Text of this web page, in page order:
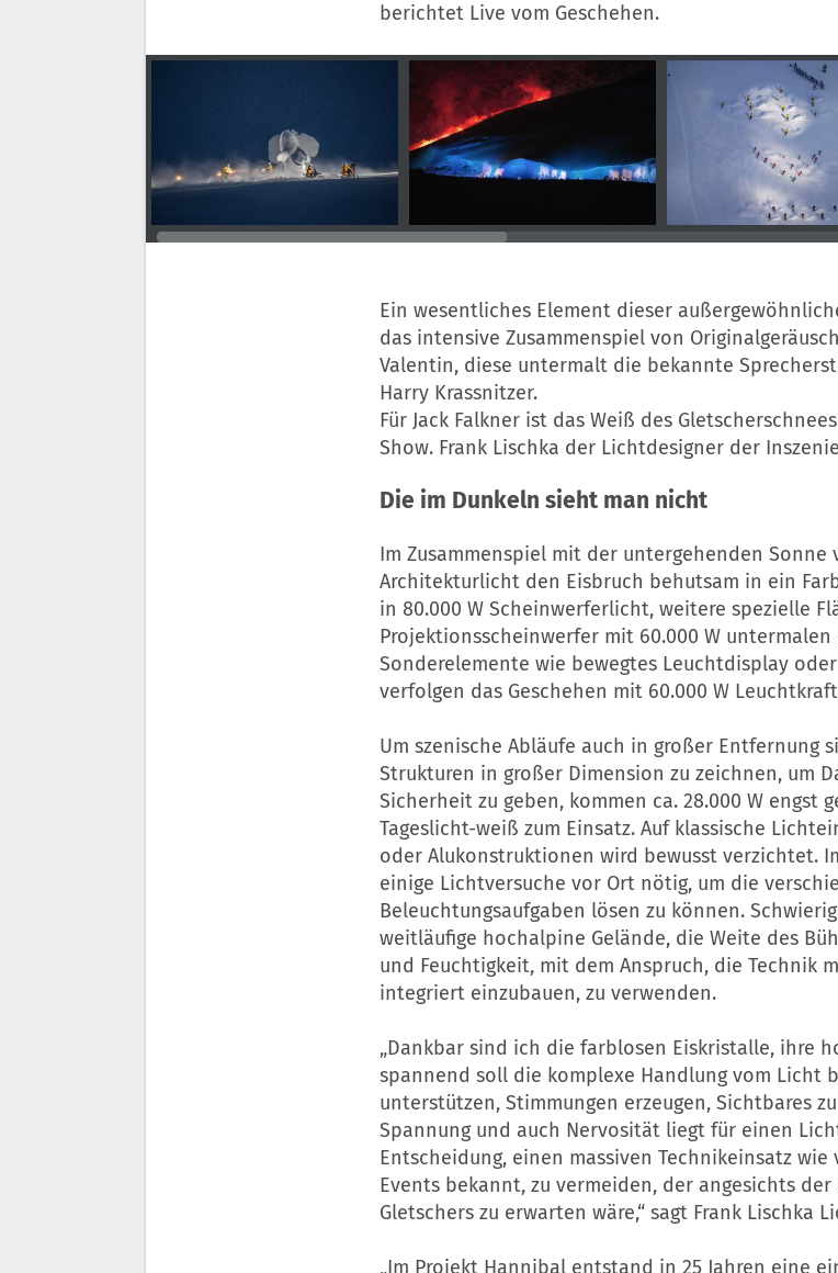
berichtet Live vom Geschehen.
Ein wesentliches Element dieser
das intensive Zusammenspiel von
Valentin, diese untermalt die bekannte
Harry Krassnitzer.
Für Jack Falkner ist das Weiß des
Show. Frank Lischka der Lichtdesigner der
Die im Dunkeln sieht man nicht
Im Zusammenspiel mit der untergehenden Sonne
Architekturlicht den Eisbruch behutsam in ein
in 80.000 W Scheinwerferlicht, weitere spezielle
Projektionsscheinwerfer mit 60.000 W
Sonderelemente wie bewegtes Leuchtdisplay
verfolgen das Geschehen mit 60.000 W
Um szenische Abläufe auch in großer Entfernung
Strukturen in großer Dimension zu zeichnen, um
Sicherheit zu geben, kommen ca. 28.000 W engst
Tageslicht-weiß zum Einsatz. Auf klassische
oder Alukonstruktionen wird bewusst verzichtet.
einige Lichtversuche vor Ort nötig, um die
Beleuchtungsaufgaben lösen zu können.
weitläufige hochalpine Gelände, die Weite des
und Feuchtigkeit, mit dem Anspruch, die Technik
integriert einzubauen, zu verwenden.
„Dankbar sind ich die farblosen Eiskristalle, ihre
spannend soll die komplexe Handlung vom Licht
unterstützen, Stimmungen erzeugen, Sichtbares
Spannung und auch Nervosität liegt für einen
Entscheidung, einen massiven Technikeinsatz
Events bekannt, zu vermeiden, der angesichts
Gletschers zu erwarten wäre,“ sagt Frank Lischka
„Im Projekt Hannibal entstand in 25 Jahren eine